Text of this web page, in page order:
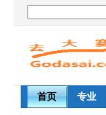
首页 专业